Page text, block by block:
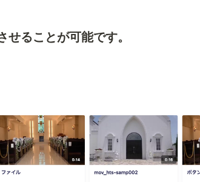
ることが可能です。